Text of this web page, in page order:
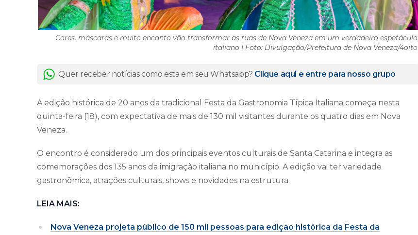
Cores, máscaras e muito encanto vão transformar as ruas de Nova Veneza em um verdadeiro espetáculo
italiano I Foto: Divulgação/Prefeitura de Nova Veneza/4oito
Quer receber notícias como esta em seu Whatsapp? Clique aqui e entre para nosso grupo
A edição histórica de 20 anos da tradicional Festa da Gastronomia Típica Italiana começa nesta
quinta-feira (18), com expectativa de mais de 130 mil visitantes durante os quatro dias em Nova
Veneza.
O encontro é considerado um dos principais eventos culturais de Santa Catarina e integra as
comemorações dos 135 anos da imigração italiana no município. A edição vai ter variedade
gastronômica, atrações culturais, shows e novidades na estrutura.
LEIA MAIS:
Nova Veneza projeta público de 150 mil pessoas para edição histórica da Festa da